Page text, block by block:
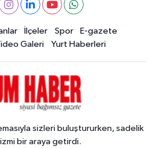
İlçeler Spor
E-gazete
Galeri Yurt Haberleri
sizleri buluştururken, sadelik
bir araya getirdi.